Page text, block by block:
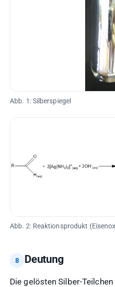
Abb. 1: Silberspiegel
Abb. 2: Reaktionsprodukt
Deutung
Die gelösten Silber-